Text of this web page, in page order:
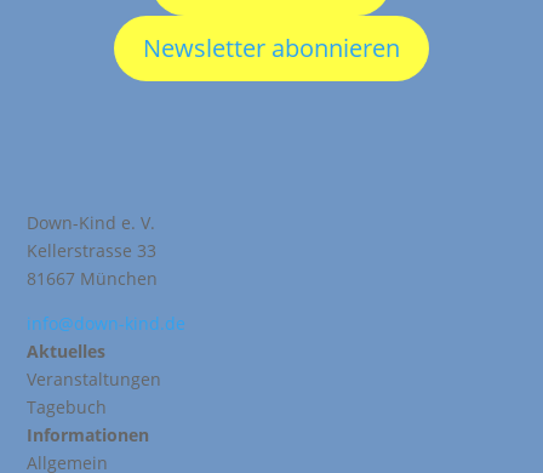
Newsletter abonnieren
Down-Kind e. V.
Kellerstrasse 33
81667 München
info@down-kind.de
Aktuelles
Veranstaltungen
Tagebuch
Informationen
Allgemein